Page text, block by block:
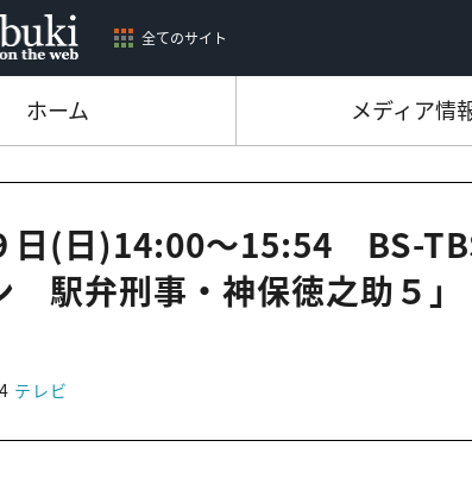
全てのサイト
ホーム メディア情
日(日)14:00～15:54 BS-
駅弁刑事・神保徳之助５」
テレビ